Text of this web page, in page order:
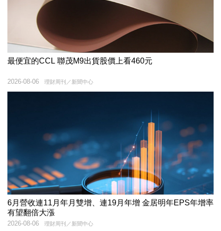
最便宜的CCL 聯茂M9出貨股價上看460元
理財周刊／新聞中心
2026-08-06
6月營收連11月年月雙增、連19月年增 金居明年EPS年增率
有望翻倍大漲
理財周刊／新聞中心
2026-08-06